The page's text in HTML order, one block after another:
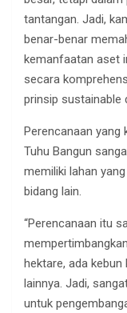
tantangan. Jadi,
benar-benar
kemanfaatan aset
secara
prinsip sustainable
Perencanaan
Tuhu Bangun
memiliki lahan
bidang lain.
“Perencanaan itu
hektare, ada
lainnya. Jadi,
untuk